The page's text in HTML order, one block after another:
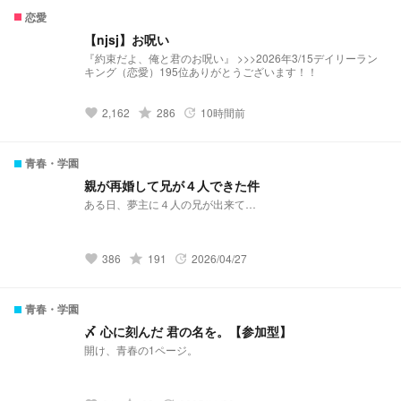
恋愛
【njsj】お呪い
『約束だよ、俺と君のお呪い』 >>>2026年3/15デイリーラン
キング（恋愛）195位ありがとうございます！！
favorite 2,162 grade 286 update 10時間前
青春・学園
親が再婚して兄が４人できた件
ある日、夢主に４人の兄が出来て…
favorite 386 grade 191 update 2026/04/27
青春・学園
〆 心に刻んだ 君の名を。【参加型】
開け、青春の1ページ。